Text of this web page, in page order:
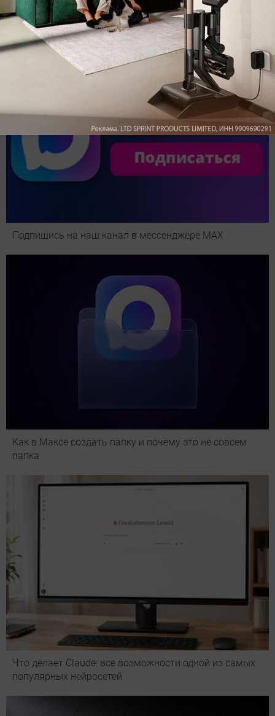
Обзор вертикального пылесоса Dreame Z40 AquaCycle
Pro: гибкий подход к уборке
Подпишись на наш канал в мессенджере МАХ
Как в Максе создать папку и почему это не совсем
папка
Что делает Сlaude: все возможности одной из самых
популярных нейросетей